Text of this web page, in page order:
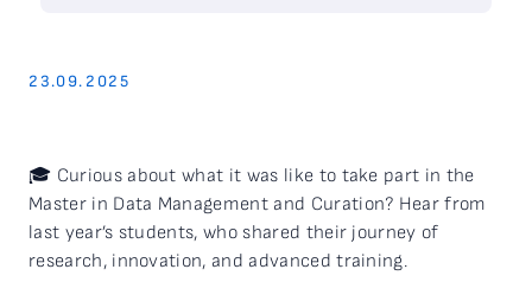
23.09.2025
🎓 Curious about what it was like to take part in the
Master in Data Management and Curation? Hear from
last year’s students, who shared their journey of
research, innovation, and advanced training.